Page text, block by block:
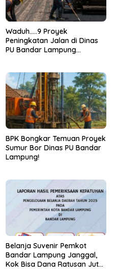
Waduh…..9 Proyek
Peningkatan Jalan di Dinas
PU Bandar Lampung
BPK Bongkar Temuan Proyek
Sumur Bor Dinas PU Bandar
Lampung!
Belanja Suvenir Pemkot
Bandar Lampung Janggal,
Kok Bisa Dana Ratusan Juta